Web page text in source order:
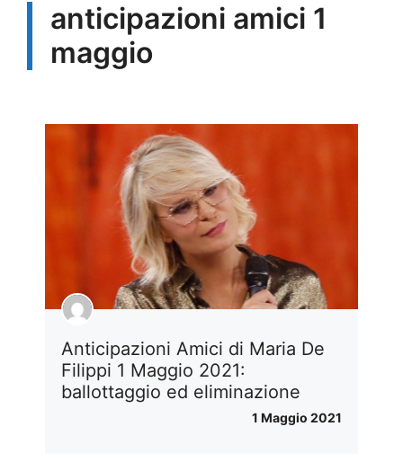
anticipazioni amici 1
maggio
Anticipazioni Amici di Maria De
Filippi 1 Maggio 2021:
ballottaggio ed eliminazione
1 Maggio 2021